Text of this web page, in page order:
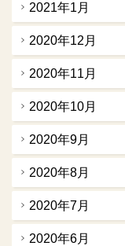
2021年1月
2020年12月
2020年11月
2020年10月
2020年9月
2020年8月
2020年7月
2020年6月